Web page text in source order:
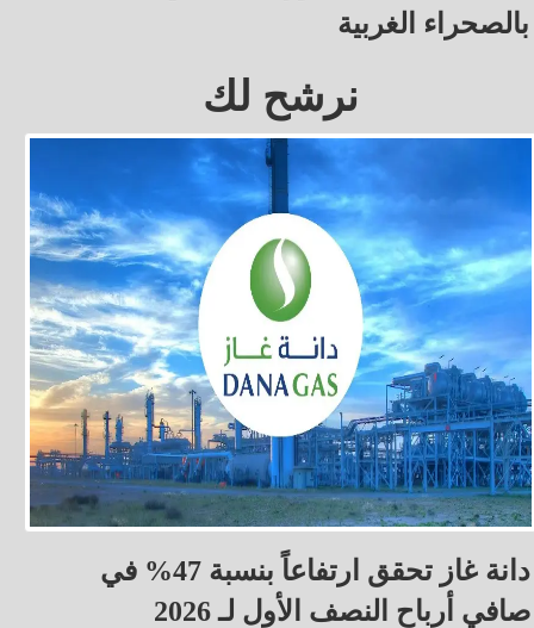
بالصحراء الغربية
نرشح لك
دانة غاز تحقق ارتفاعاً بنسبة 47% في
صافي أرباح النصف الأول لـ 2026